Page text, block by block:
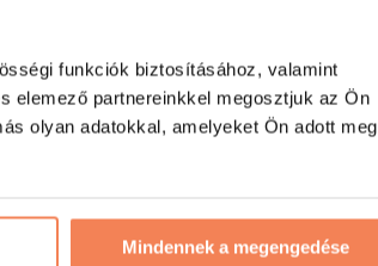
funkciók biztosításához, valamint
elemező partnereinkkel megosztjuk az Ön
olyan adatokkal, amelyeket Ön adott meg
Mindennek a megengedése